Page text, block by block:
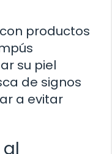
productos
su piel
de signos
a evitar